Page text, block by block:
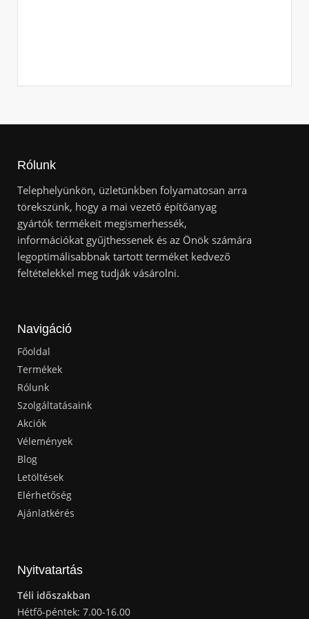
Rólunk
Telephelyünkön, üzletünkben folyamatosan arra
törekszünk, hogy a mai vezető építőanyag
gyártók termékeit megismerhessék,
információkat gyűjthessenek és az Önök számára
legoptimálisabbnak tartott terméket kedvező
feltételekkel meg tudják vásárolni.
Navigáció
Főoldal
Termékek
Rólunk
Szolgáltatásaink
Akciók
Vélemények
Blog
Letöltések
Elérhetőség
Ajánlatkérés
Nyitvatartás
Téli időszakban
Hétfő-péntek: 7.00-16.00